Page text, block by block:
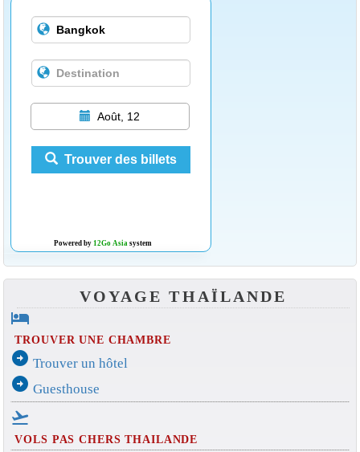
Août, 12
Trouver des billets
Powered by 12Go Asiasystem
VOYAGE THAÏLANDE
hotel
TROUVER UNE CHAMBRE
arrow_circle_right Trouver un hôtel
arrow_circle_right Guesthouse
flight_takeoff
VOLS PAS CHERS THAILANDE